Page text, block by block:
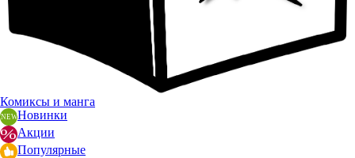
Комиксы и манга
Новинки
Акции
Популярные